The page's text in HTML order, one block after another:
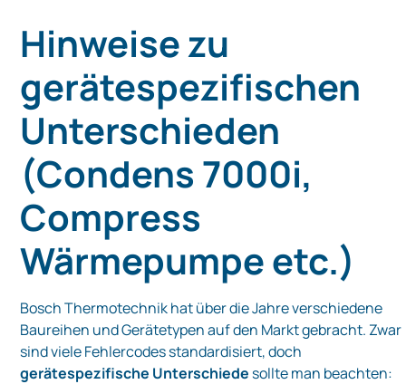
Hinweise zu
gerätespezifischen
Unterschieden
(Condens 7000i,
Compress
Wärmepumpe etc.)
Bosch Thermotechnik hat über die Jahre verschiedene
Baureihen und Gerätetypen auf den Markt gebracht. Zwar
sind viele Fehlercodes standardisiert, doch
gerätespezifische Unterschiede sollte man beachten: